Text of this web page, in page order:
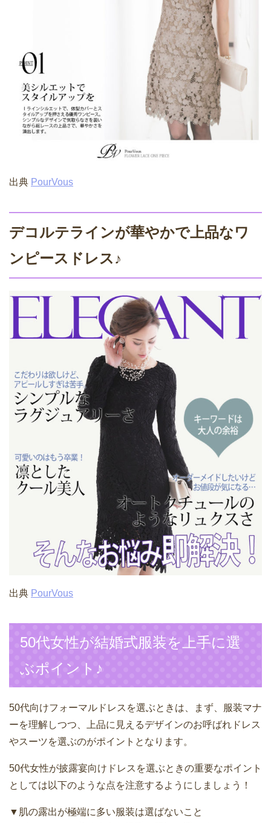
出典 PourVous
デコルテラインが華やかで上品なワ
ンピースドレス♪
出典 PourVous
50代女性が結婚式服装を上手に選
ぶポイント♪
50代向けフォーマルドレスを選ぶときは、まず、服装マナ
ーを理解しつつ、上品に見えるデザインのお呼ばれドレス
やスーツを選ぶのがポイントとなります。
50代女性が披露宴向けドレスを選ぶときの重要なポイント
としては以下のような点を注意するようにしましょう！
▼肌の露出が極端に多い服装は選ばないこと